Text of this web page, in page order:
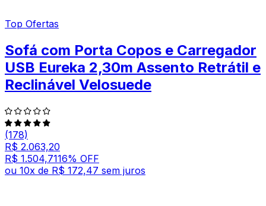
Top Ofertas
Sofá com Porta Copos e Carregador
USB Eureka 2,30m Assento Retrátil e
Reclinável Velosuede
(178)
R$ 2.063,20
R$ 1.504,7116% OFF
ou 10x de R$ 172,47 sem juros